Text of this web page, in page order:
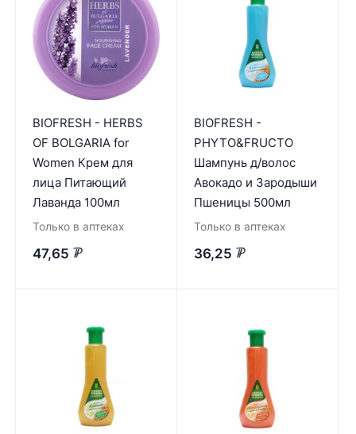
BIOFRESH - HERBS
OF BOLGARIA for
Women Крем для
лица Питающий
Лаванда 100мл
Только в аптеках
47,65 ₽
BIOFRESH -
PHYTO&FRUCTO
Шампунь д/волос
Авокадо и Зародыши
Пшеницы 500мл
Только в аптеках
36,25 ₽